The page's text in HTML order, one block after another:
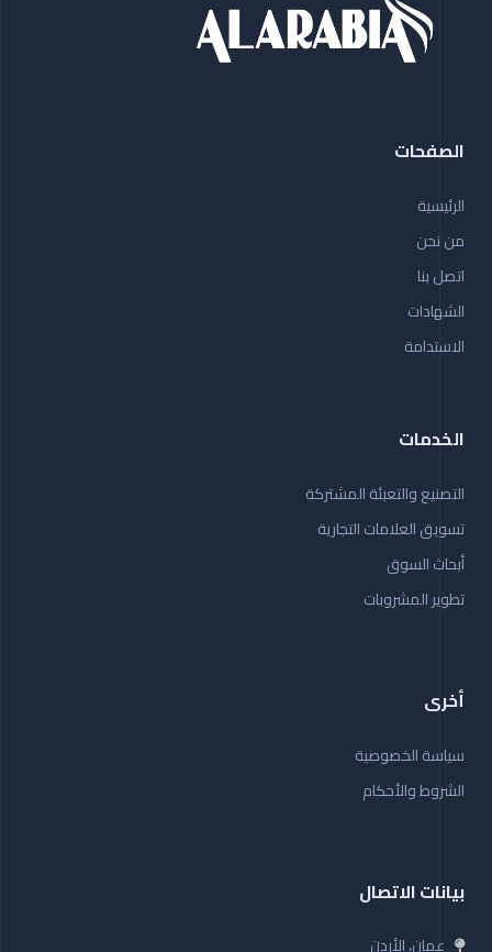
الصفحات
الرئيسية
من نحن
اتصل بنا
الشهادات
الاستدامة
الخدمات
التصنيع والتعبئة المشتركة
تسويق العلامات التجارية
أبحاث السوق
تطوير المشروبات
أخرى
سياسة الخصوصية
الشروط والأحكام
بيانات الاتصال
عمان، الأردن